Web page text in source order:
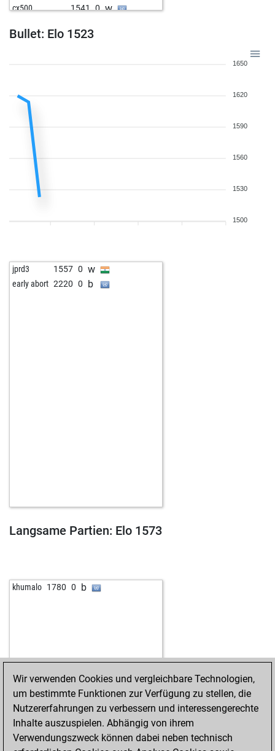
cx500 1541 0 w
willigo60 1773
herberth1608
vince65
strongtoho
Bullet: Elo 1523
1650
1620
1590
1560
1530
1500
jprd3 1557 0 w
early abort 2220 0 b
Langsame Partien: Elo 1573
khumalo 1780 0 b
Wir verwenden Cookies und vergleichbare Technologien,
um bestimmte Funktionen zur Verfügung zu stellen, die
Nutzererfahrungen zu verbessern und interessengerechte
Inhalte auszuspielen. Abhängig von ihrem
Verwendungszweck können dabei neben technisch